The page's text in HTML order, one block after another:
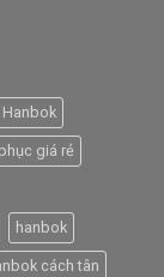
Hanbok
giá rẻ
hanbok
cách tân